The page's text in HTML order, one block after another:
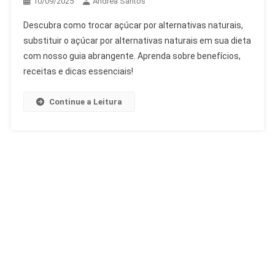
Descubra como trocar açúcar por alternativas naturais,
substituir o açúcar por alternativas naturais em sua dieta
com nosso guia abrangente. Aprenda sobre benefícios,
receitas e dicas essenciais!
Continue a Leitura